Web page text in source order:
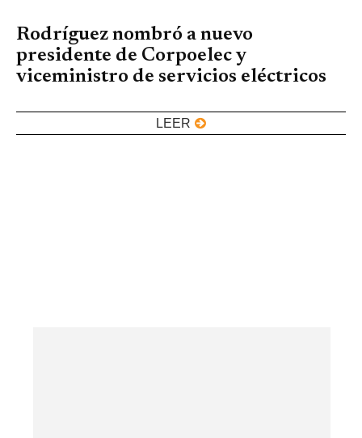
Rodríguez nombró a nuevo
presidente de Corpoelec y
viceministro de servicios eléctricos
LEER